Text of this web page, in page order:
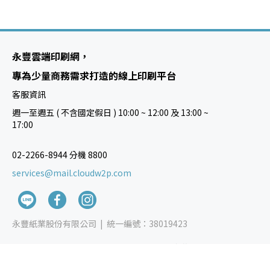
永豐雲端印刷網，
專為少量商務需求打造的線上印刷平台
客服資訊
週一至週五 ( 不含國定假日 ) 10:00 ~ 12:00 及 13:00 ~
17:00
02-2266-8944 分機 8800
services@mail.cloudw2p.com
永豐紙業股份有限公司 | 統一編號：38019423